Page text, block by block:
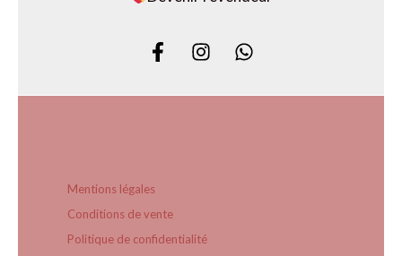
Mentions légales
Conditions de vente
Politique de confidentialité